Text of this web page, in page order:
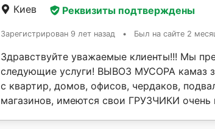
Киев Реквизиты подтверждены
Зарегистрирован 9 лет назад • Был на сайте 2
Здравствуйте уважаемые клиенты!!! Мы
следующие услуги! ВЫВОЗ МУСОРА камаз
с квартир, домов, офисов, чердаков,
магазинов, имеются свои ГРУЗЧИКИ очень